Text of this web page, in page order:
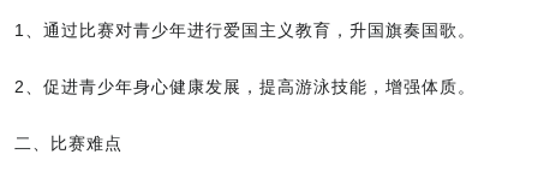
1、通过比赛对青少年进行爱国主义教育，升国旗奏国歌。
2、促进青少年身心健康发展，提高游泳技能，增强体质。
二、比赛难点